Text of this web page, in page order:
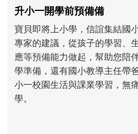
和孩子一起長大的那個男
不同模樣
沒有人天生就擅長當爸爸！
次「前所未有」的體驗中，
大。從給予安全感的肢體遊
主、角色認同及解決問題的
正嘗試用不同的模樣，參與